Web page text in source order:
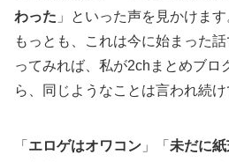
わった 」といった声を見かけます
もっとも、これは今に始まった
ってみれば、私が2chまとめブロ
ら、同じようなことは言われ続け
「 エロゲはオワコン 」「 未だに